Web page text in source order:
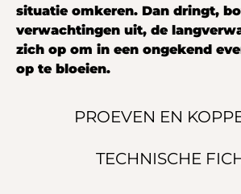
PROEVEN EN
TECHNISCHE
situatie omkeren. Dan dringt,
verwachtingen uit, de
zich op om in een ongekend
op te bloeien.